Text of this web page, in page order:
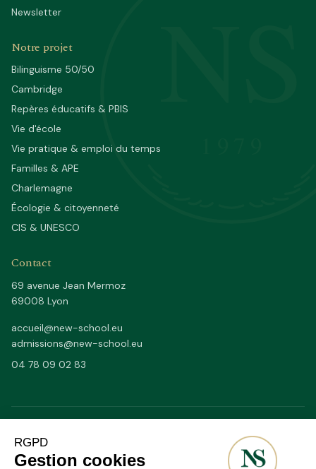
Newsletter
Notre projet
Bilinguisme 50/50
Cambridge
Repères éducatifs & PBIS
Vie d'école
Vie pratique & emploi du temps
Familles & APE
Charlemagne
Écologie & citoyenneté
CIS & UNESCO
Contact
69 avenue Jean Mermoz
69008 Lyon
accueil@new-school.eu
admissions@new-school.eu
04 78 09 02 83
Depuis 1979 50/50
FR / EN PAR JOURNÉES